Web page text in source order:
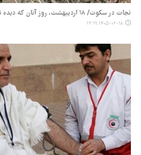
نجات در سکوت/ ۱۸ اردیبهشت، روز آنان که دیده نمی‌شوند اما حاضرند
۱۴۰۵-۰۲-۱۸ ۱۳:۱۹